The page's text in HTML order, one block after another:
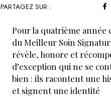
PARTAGEZ SUR :
Pour la quatrième année
du Meilleur Soin
révèle, honore et
d’exception qui ne se
bien : ils racontent une
et signent une identité